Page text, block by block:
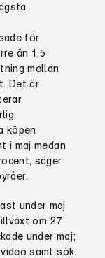
för
än 1,5
mellan
Det är
köpen
i maj medan
säger
under maj
om 27
under maj;
samt sök.